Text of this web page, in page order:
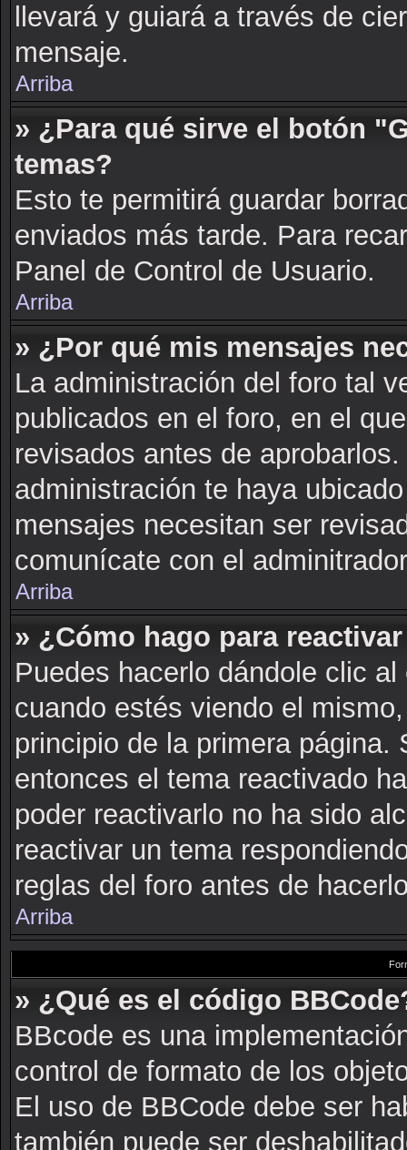
llevará y guiará a través de
mensaje.
Arriba
» ¿Para qué sirve el botón
temas?
Esto te permitirá guardar
enviados más tarde. Para
Panel de Control de Usuario.
Arriba
» ¿Por qué mis mensajes
La administración del foro tal
publicados en el foro, en el
revisados antes de
administración te haya
mensajes necesitan ser
comunícate con el
Arriba
» ¿Cómo hago para
Puedes hacerlo dándole clic
cuando estés viendo el
principio de la primera
entonces el tema reactivado
poder reactivarlo no ha sido
reactivar un tema
reglas del foro antes de
Arriba
» ¿Qué es el código
BBcode es una
control de formato de los
El uso de BBCode debe ser
también puede ser